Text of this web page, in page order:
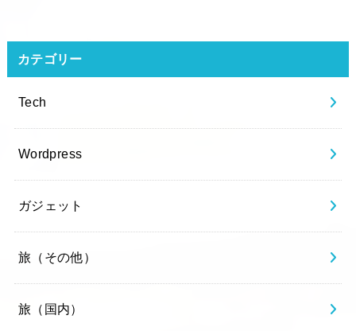
カテゴリー
Tech
Wordpress
ガジェット
旅（その他）
旅（国内）